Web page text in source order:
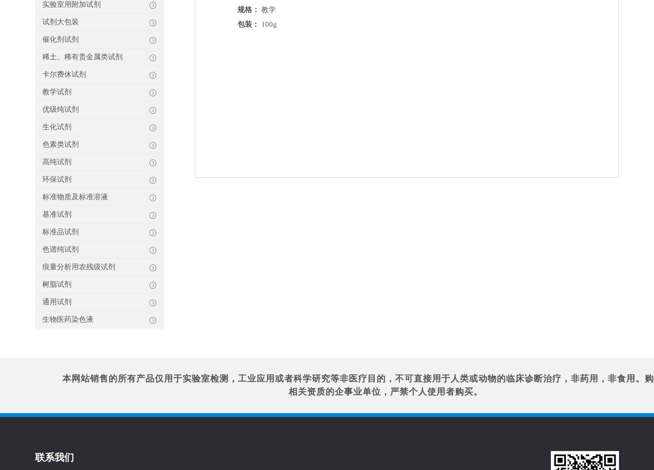
实验室用附加试剂
试剂大包装
催化剂试剂
稀土、稀有贵金属类试剂
卡尔费休试剂
教学试剂
优级纯试剂
生化试剂
色素类试剂
高纯试剂
环保试剂
标准物质及标准溶液
基准试剂
标准品试剂
色谱纯试剂
痕量分析用农残级试剂
树脂试剂
通用试剂
生物医药染色液
规格：
教学
包装：
100g
本网站销售的所有产品仅用于实验室检测，工业应用或者科学研究等非医疗目的，不可直接用于人类或动物的临床诊断治疗，非药用，非食用。
相关资质的企事业单位，严禁个人使用者购买。
联系我们